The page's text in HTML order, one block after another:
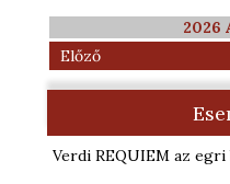
2026
Előző
Verdi REQUIEM az egri